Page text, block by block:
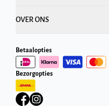
OVER ONS
Betaalopties
Bezorgopties